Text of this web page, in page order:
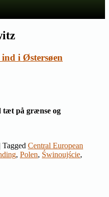
i Østersøen
tæt på grænse og
Tagged Central European
, Polen, Świnoujście,